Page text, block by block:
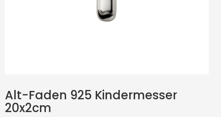
Alt-Faden 925 Kindermesser
20x2cm